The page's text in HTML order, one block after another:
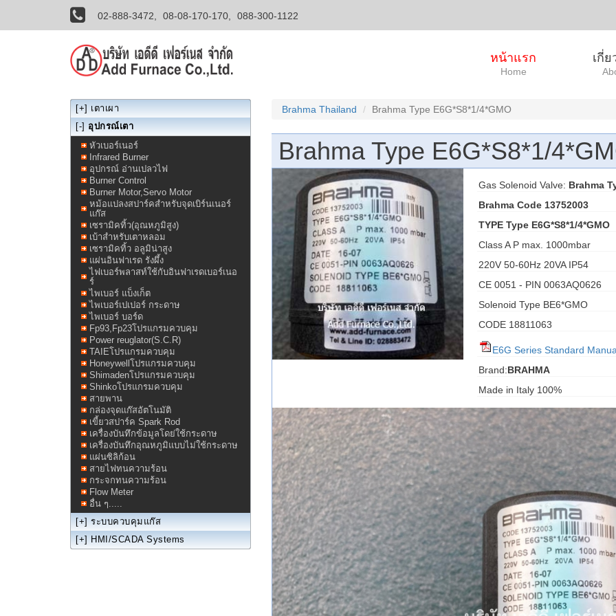
02-888-3472, 08-08-170-170, 088-300-1122
หน้าแรก
Home
เกี่ย
Brahma Thailand Brahma Type E6G*S8*1/4*GMO
Brahma Type E6G*S8*1/
Gas Solenoid Valve: Brahma
Brahma Code 13752003
TYPE Type E6G*S8*1/4*GMO
Class A P max. 1000mbar
220V 50-60Hz 20VA IP54
CE 0051 - PIN 0063AQ0626
Solenoid Type BE6*GMO
CODE 18811063
E6G Series Standard
Brand:BRAHMA
Made in Italy 100%
[+] เตาเผา
[-] อุปกรณ์เตา
หัวเบอร์เนอร์
Infrared Burner
อุปกรณ์ อ่านเปลวไฟ
Burner Control
Burner Motor,Servo Motor
หม้อแปลงสปาร์คสำหรับจุดเบิร์นเนอร์
แก๊ส
เซรามิคทิ้ว(อุณหภูมิสูง)
เบ้าสำหรับเตาหลอม
เซรามิคทิ้ว อลูมิน่าสูง
แผ่นอินฟาเรด รังผึ้ง
ไฟเบอร์พลาสท์ใช้กับอินฟาเรดเบอร์เนอ
ร์
ไพเบอร์ แบ็งเก็ต
ไพเบอร์เปเปอร์ กระดาษ
ไพเบอร์ บอร์ด
Fp93,Fp23โปรแกรมควบคุม
Power reuglator(S.C.R)
TAIEโปรแกรมควบคุม
Honeywellโปรแกรมควบคุม
Shimadenโปรแกรมควบคุม
Shinkoโปรแกรมควบคุม
สายพาน
กล่องจุดแก๊สอัตโนมัติ
เขี้ยวสปาร์ค Spark Rod
เครื่องบันทึกข้อมูลโดย่ใช้กระดาษ
เครื่องบันทึกอุณหภูมิแบบไม่ใช้กระดาษ
แผ่นซิลิก้อน
สายไฟทนความร้อน
กระจกทนความร้อน
Flow Meter
อื่น ๆ.....
[+] ระบบควบคุมแก๊ส
[+] HMI/SCADA Systems